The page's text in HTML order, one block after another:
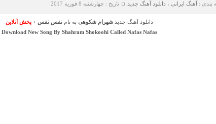
بندی : آهنگ ایرانی ، دانلود آهنگ جدید تاریخ : چهارشنبه 8 فوریه 2017
دانلود آهنگ جدید شهرام شکوهی به نامنفس نفس +پخش آنلاین
Download New Song By Shahram ShokoohiCalled Nafas Nafas